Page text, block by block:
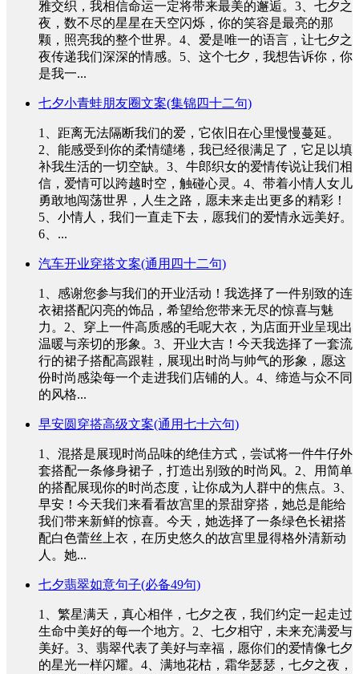
雅交织，我相信命运一定将带来最美的邂逅。3、七夕之
夜，数不尽的星星在天空闪烁，你的笑容是最亮的那
颗，照亮我的整个世界。4、爱是唯一的语言，让七夕之
夜传递我们深深的情感。5、这个七夕，我想告诉你，你
是我一...
七夕小青蛙朋友圈文案(集锦四十二句)
1、距离无法隔断我们的爱，它依旧在心里慢慢蔓延。
2、能感受到你的柔情缱绻，我已经很满足了，它足以填
补我生活的一切空缺。3、牛郎织女的爱情传说让我们相
信，爱情可以跨越时空，触碰心灵。4、带着小情人女儿
勇敢地闯荡世界，人生之路，愿未来走出更多的精彩！
5、小情人，我们一直走下去，愿我们的爱情永远美好。
6、...
汽车开业穿搭文案(通用四十二句)
1、感谢您参与我们的开业活动！我选择了一件别致的连
衣裙搭配闪亮的饰品，希望给您带来无尽的惊喜与魅
力。2、穿上一件高质感的毛呢大衣，为店面开业呈现出
温暖与亲切的形象。3、开业大吉！今天我选择了一套流
行的裙子搭配高跟鞋，展现出时尚与帅气的形象，愿这
份时尚感染每一个走进我们店铺的人。4、缔造与众不同
的风格...
早安圆穿搭高级文案(通用七十六句)
1、混搭是展现时尚品味的绝佳方式，尝试将一件牛仔外
套搭配一条修身裙子，打造出别致的时尚风。2、用简单
的搭配展现你的时尚态度，让你成为人群中的焦点。3、
早安！今天我们来看看故宫里的景甜穿搭，她总是能给
我们带来新鲜的惊喜。今天，她选择了一条绿色长裙搭
配白色蕾丝上衣，在历史悠久的故宫里显得格外清新动
人。她...
七夕翡翠如意句子(必备49句)
1、繁星满天，真心相伴，七夕之夜，我们约定一起走过
生命中美好的每一个地方。2、七夕相守，未来充满爱与
美好。3、翡翠代表了美好与幸福，愿你们的爱情像七夕
的星光一样闪耀。4、满地花枯，霜华瑟瑟，七夕之夜，